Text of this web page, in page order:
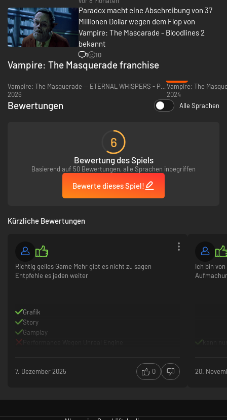
oder rebelliere dagegen. Erlebe Seattle, eine Stadt voller faszinierender
und gefährlicher Charaktere und Fraktionen, ganz zu schweigen von den
Menschen, deren Leben in diesem Machtkampf, von dem sie nichts ahnen,
auf dem Spiel steht. Bei dieser Fortsetzung des Kulthits wirken sich deine
Entscheidungen, Pläne und Intrigen auf das Kräftegleichgewicht und auf
das Schicksal der Stadt und ihrer Bewohner aus.
Paradox macht eine Abschreibung von 37
Millionen Dollar wegen dem Flop von
Vampire: The Mascarade - Bloodlines 2
bekannt
1 10
Vampire: The Masquerade franchise
Vampire: The Masquerade — ETERNAL WHISPERS - PC (Steam)
2026
2024
Bewertungen Alle Sprachen
6
Bewertung des Spiels
Basierend auf 50 Bewertungen, alle Sprachen inbegriffen
Bewerte dieses Spiel!
Kürzliche Bewertungen
Richtig geiles Game Mehr gibt es nicht zu sagen
Entpfehle es jeden weiter
Grafik
Story
Gamplay
7. Dezember 2025 0
Ich bin
20.